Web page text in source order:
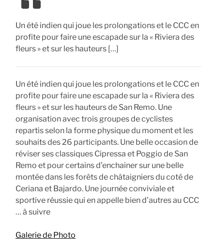
Un été indien qui joue les prolongations et le CCC en
profite pour faire une escapade sur la « Riviera des
fleurs » et sur les hauteurs […]
Un été indien qui joue les prolongations et le CCC en
profite pour faire une escapade sur la « Riviera des
fleurs » et sur les hauteurs de San Remo. Une
organisation avec trois groupes de cyclistes
repartis selon la forme physique du moment et les
souhaits des 26 participants. Une belle occasion de
réviser ses classiques Cipressa et Poggio de San
Remo et pour certains d’enchainer sur une belle
montée dans les forêts de châtaigniers du coté de
Ceriana et Bajardo. Une journée conviviale et
sportive réussie qui en appelle bien d’autres au CCC
… à suivre
Galerie de Photo